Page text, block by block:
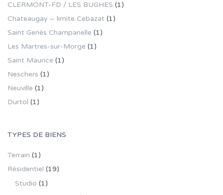
CLERMONT-FD / LES BUGHES (1)
Chateaugay – limite Cebazat (1)
Saint Genès Champanelle (1)
Les Martres-sur-Morge (1)
Saint Maurice (1)
Neschers (1)
Neuville (1)
Durtol (1)
TYPES DE BIENS
Terrain (1)
Résidentiel (19)
Studio (1)